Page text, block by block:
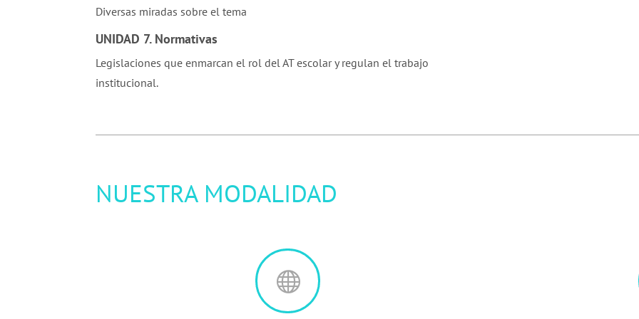
Diversas miradas sobre el tema
UNIDAD 7. Normativas
Legislaciones que enmarcan el rol del AT escolar y regulan el trabajo
institucional.
NUESTRA MODALIDAD
